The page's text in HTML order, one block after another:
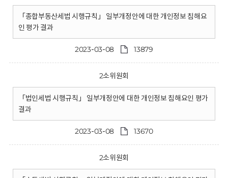
「종합부동산세법 시행규칙」 일부개정안에 대한 개인정보 침해요
인 평가 결과
2023-03-08 13879
2소위원회
「법인세법 시행규칙」 일부개정안에 대한 개인정보 침해요인 평가
결과
2023-03-08 13670
2소위원회